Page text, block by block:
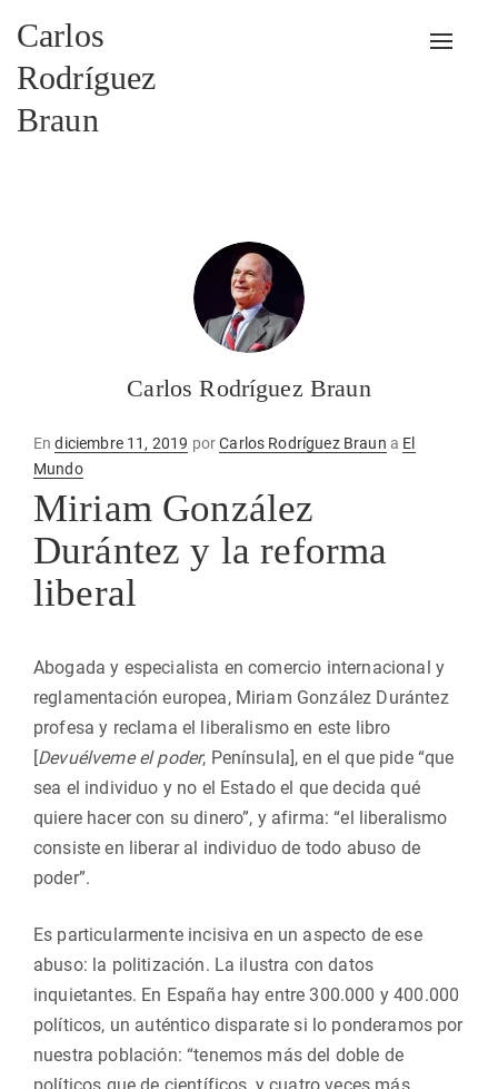
Carlos
Rodríguez
Braun
Carlos Rodríguez Braun
EnPublicado
en
diciembre 11, 2019 porCarlos Rodríguez Braun a El
Mundo
Miriam González
Durántez y la reforma
liberal
Abogada y especialista en comercio internacional y
reglamentación europea, Miriam González Durántez
profesa y reclama el liberalismo en este libro
[Devuélveme el poder, Península], en el que pide “que
sea el individuo y no el Estado el que decida qué
quiere hacer con su dinero”, y afirma: “el liberalismo
consiste en liberar al individuo de todo abuso de
poder”.
Es particularmente incisiva en un aspecto de ese
abuso: la politización. La ilustra con datos
inquietantes. En España hay entre 300.000 y 400.000
políticos, un auténtico disparate si lo ponderamos por
nuestra población: “tenemos más del doble de